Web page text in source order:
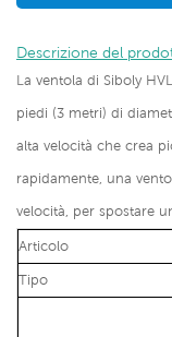
Descrizione del
La ventola di Siboly
piedi (3 metri) di
alta velocità che crea
rapidamente, una
velocità, per spostare
Articolo
Tipo